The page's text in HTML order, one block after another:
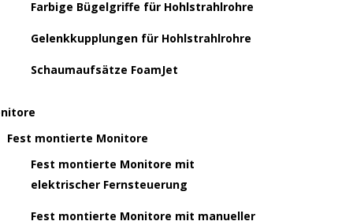
Farbige Bügelgriffe für Hohlstrahlrohre
Gelenkkupplungen für Hohlstrahlrohre
Schaumaufsätze FoamJet
Fest montierte Monitore
Fest montierte Monitore mit
elektrischer Fernsteuerung
Fest montierte Monitore mit manueller